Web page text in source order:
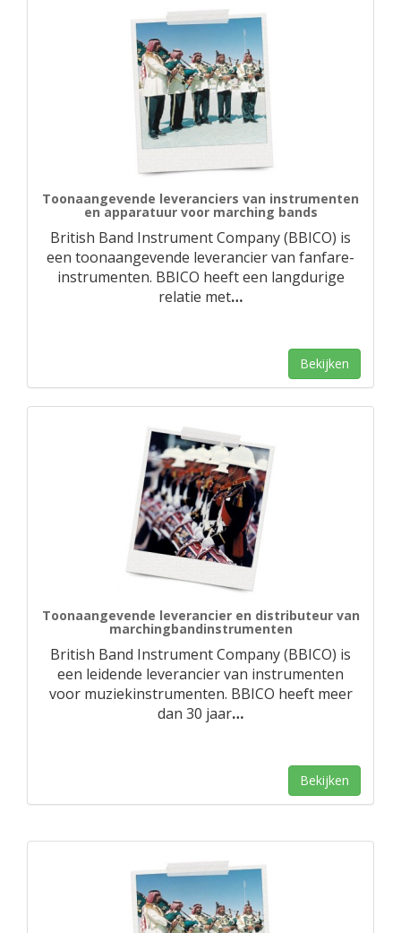
Toonaangevende leveranciers van instrumenten
en apparatuur voor marching bands
British Band Instrument Company (BBICO) is
een toonaangevende leverancier van fanfare-
instrumenten. BBICO heeft een langdurige
relatie met…
Bekijken
Toonaangevende leverancier en distributeur van
marchingbandinstrumenten
British Band Instrument Company (BBICO) is
een leidende leverancier van instrumenten
voor muziekinstrumenten. BBICO heeft meer
dan 30 jaar…
Bekijken